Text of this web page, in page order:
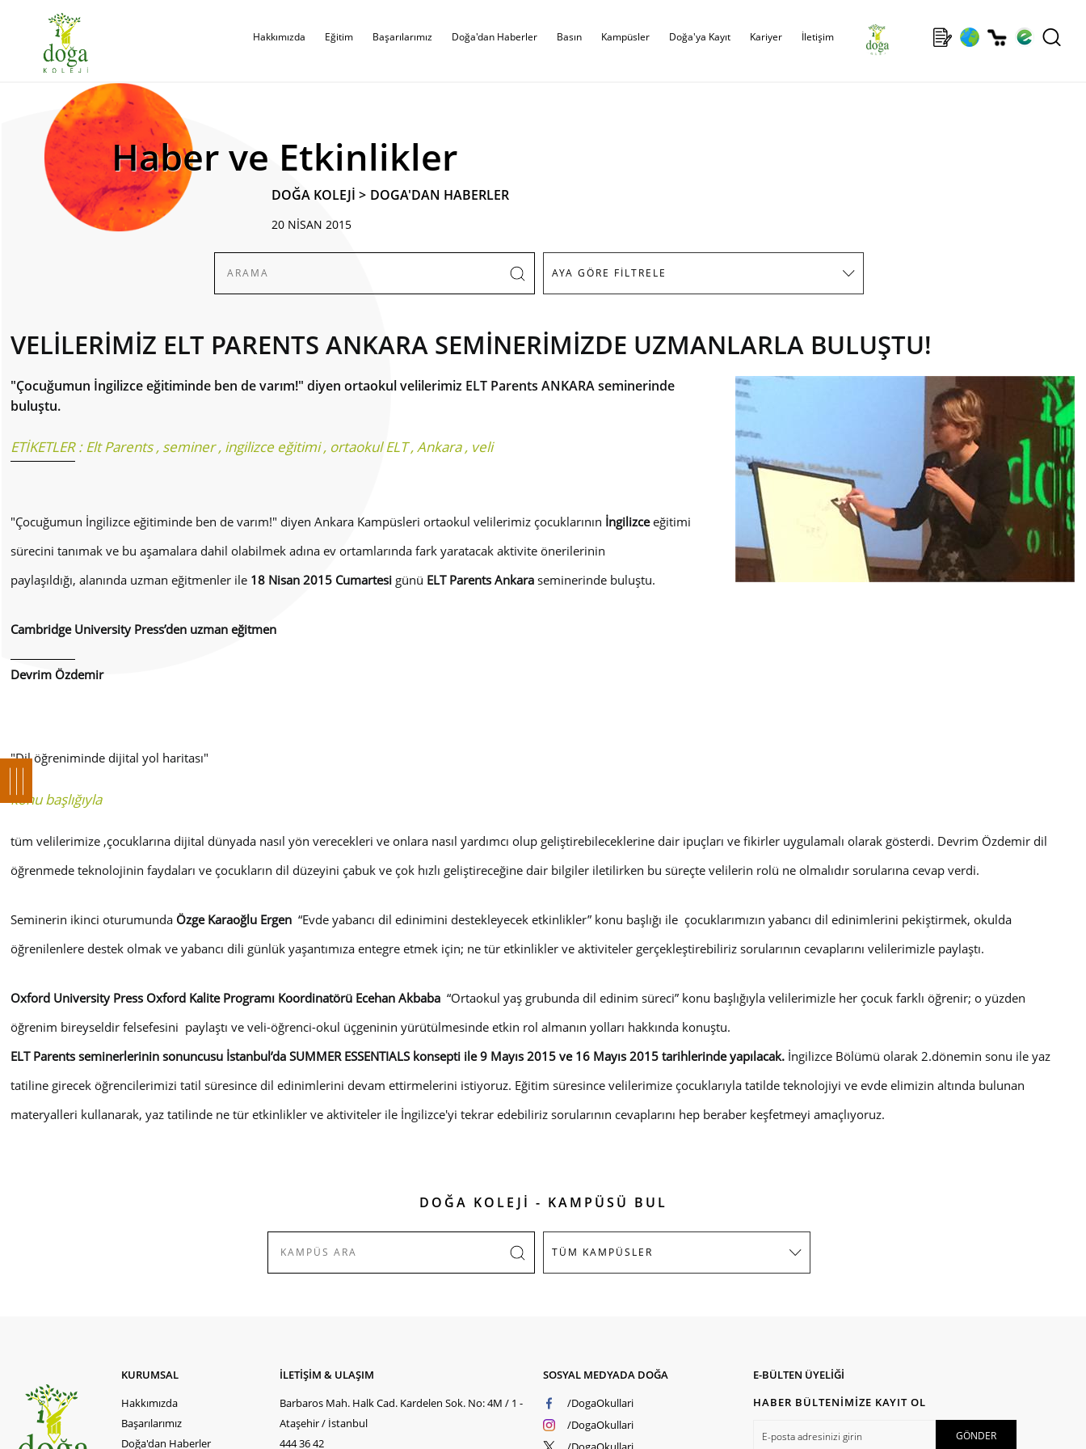
Hakkımızda Eğitim Başarılarımız Doğa'dan Haberler Basın Kampüsler Doğa'ya Kayıt Kariyer İletişim
Haber ve Etkinlikler
DOĞA KOLEJİ > DOGA'DAN HABERLER
20 NİSAN 2015
VELİLERİMİZ ELT PARENTS ANKARA SEMİNERİMİZDE UZMANLARLA BULUŞTU!
"Çocuğumun İngilizce eğitiminde ben de varım!" diyen ortaokul velilerimiz ELT Parents ANKARA seminerinde
buluştu.
ETİKETLER :Elt Parents, seminer, ingilizce eğitimi, ortaokul ELT,Ankara, veli
"Çocuğumun İngilizce eğitiminde ben de varım!" diyen Ankara Kampüsleri ortaokul velilerimiz çocuklarının İngilizceeğitimi
sürecini tanımak ve bu aşamalara dahil olabilmek adına ev ortamlarında fark yaratacak aktivite önerilerinin
paylaşıldığı, alanında uzman eğitmenler ile 18 Nisan2015 Cumartesi günü ELT Parents Ankara seminerinde buluştu.
Cambridge University Press’den uzman eğitmen
Devrim Özdemir
"Dil öğreniminde dijital yol haritası"
konu başlığıyla
tüm velilerimize ,çocuklarına dijital dünyada nasıl yön verecekleri ve onlara nasıl yardımcı olup geliştirebileceklerine dair ipuçları ve fikirler uygulamalı olarak gösterdi. Devrim Özdemir dil
öğrenmede teknolojinin faydaları ve çocukların dil düzeyini çabuk ve çok hızlı geliştireceğine dair bilgiler iletilirken bu süreçte velilerin rolü ne olmalıdır sorularına cevap verdi.
Seminerin ikinci oturumunda Özge Karaoğlu Ergen “Evde yabancı dil edinimini destekleyecek etkinlikler” konu başlığı ile çocuklarımızın yabancı dil edinimlerini pekiştirmek, okulda
öğrenilenlere destek olmak ve yabancı dili günlük yaşantımıza entegre etmek için; ne tür etkinlikler ve aktiviteler gerçekleştirebiliriz sorularının cevaplarını velilerimizle paylaştı.
Oxford University Press Oxford Kalite Programı Koordinatörü Ecehan Akbaba“Ortaokul yaş grubunda dil edinim süreci” konu başlığıyla velilerimizle her çocuk farklı öğrenir; o yüzden
öğrenim bireyseldir felsefesini paylaştı ve veli-öğrenci-okul üçgeninin yürütülmesinde etkin rol almanın yolları hakkında konuştu.
ELT Parents seminerlerinin sonuncusu İstanbul’da SUMMER ESSENTIALS konsepti ile 9 Mayıs 2015 ve 16 Mayıs 2015 tarihlerinde yapılacak. İngilizce Bölümü olarak 2.dönemin sonu ile yaz
tatiline girecek öğrencilerimizi tatil süresince dil edinimlerini devam ettirmelerini istiyoruz. Eğitim süresince velilerimize çocuklarıyla tatilde teknolojiyi ve evde elimizin altında bulunan
materyalleri kullanarak, yaz tatilinde ne tür etkinlikler ve aktiviteler ile İngilizce'yi tekrar edebilirizsorularının cevaplarını hep beraber keşfetmeyi amaçlıyoruz.
DOĞA KOLEJİ - KAMPÜSÜ BUL
KURUMSAL
Hakkımızda
Başarılarımız
Doğa'dan Haberler
İLETİŞİM & ULAŞIM
Barbaros Mah. Halk Cad. Kardelen Sok. No: 4M / 1 -
Ataşehir / İstanbul
444 36 42
SOSYAL MEDYADA DOĞA
/DogaOkullari
/DogaOkullari
E-BÜLTEN ÜYELİĞİ
HABER BÜLTENİMİZE KAYIT OL